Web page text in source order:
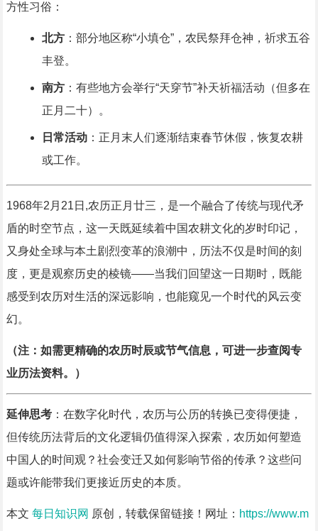
方性习俗：
北方：部分地区称“小填仓”，农民祭拜仓神，祈求五谷
丰登。
南方：有些地方会举行“天穿节”补天祈福活动（但多在
正月二十）。
日常活动：正月末人们逐渐结束春节休假，恢复农耕
或工作。
1968年2月21日,农历正月廿三，是一个融合了传统与现代矛
盾的时空节点，这一天既延续着中国农耕文化的岁时印记，
又身处全球与本土剧烈变革的浪潮中，历法不仅是时间的刻
度，更是观察历史的棱镜——当我们回望这一日期时，既能
感受到农历对生活的深远影响，也能窥见一个时代的风云变
幻。
（注：如需更精确的农历时辰或节气信息，可进一步查阅专
业历法资料。）
延伸思考：在数字化时代，农历与公历的转换已变得便捷，
但传统历法背后的文化逻辑仍值得深入探索，农历如何塑造
中国人的时间观？社会变迁又如何影响节俗的传承？这些问
题或许能带我们更接近历史的本质。
本文 每日知识网 原创，转载保留链接！网址： https://www.m